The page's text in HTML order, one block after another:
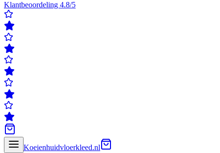
Klantbeoordeling 4.8/5
Koeienhuidvloerkleed.nl